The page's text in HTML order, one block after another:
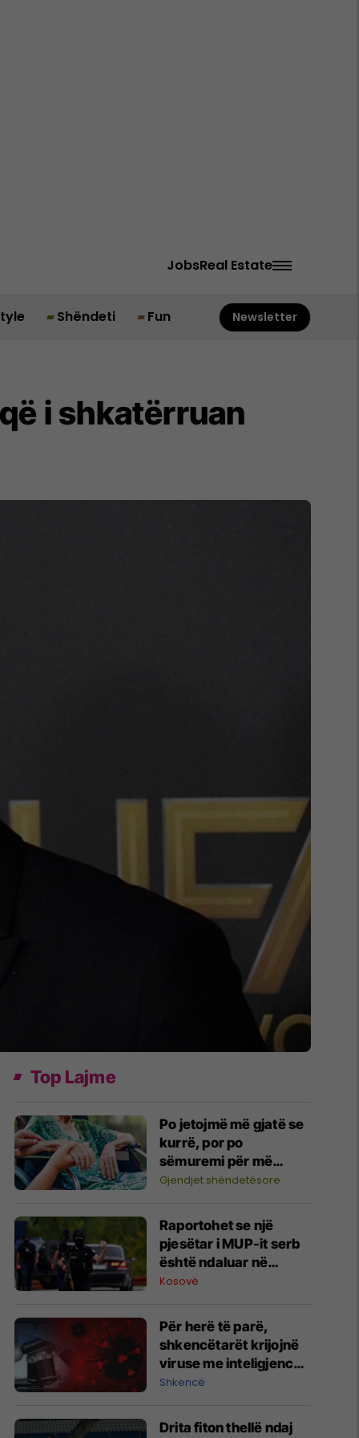
JobsReal Estate
Shëndeti Fun Newsletter
i shkatërruan
Top Lajme
Po jetojmë më gjatë se
kurrë, por po
sëmuremi për më
shumë vite
Gjendjet shëndetësore
Raportohet se një
pjesëtar i MUP-it serb
është ndaluar në
Jarinë
Kosovë
Për herë të parë,
shkencëtarët krijojnë
viruse me inteligjencë
artificiale
Shkencë
Drita fiton thellë ndaj